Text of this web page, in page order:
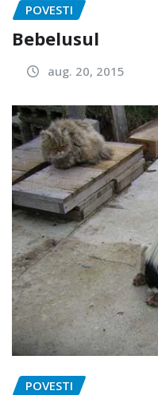
POVESTI
Bebelusul
aug. 20, 2015
POVESTI